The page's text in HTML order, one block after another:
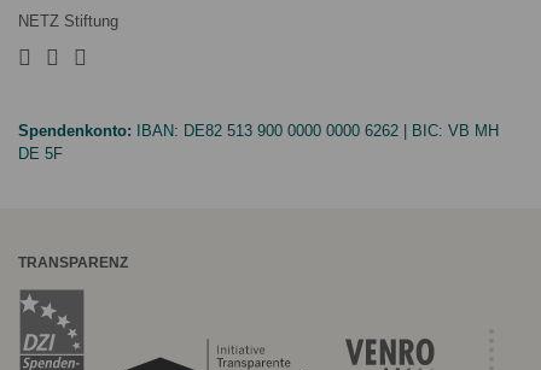
NETZ Stiftung
Spendenkonto: IBAN: DE82 513 900 0000 0000 6262 | BIC: VB MH
DE 5F
TRANSPARENZ